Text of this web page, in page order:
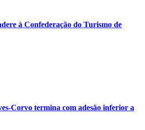
à Confederação do Turismo de
Corvo termina com adesão inferior a